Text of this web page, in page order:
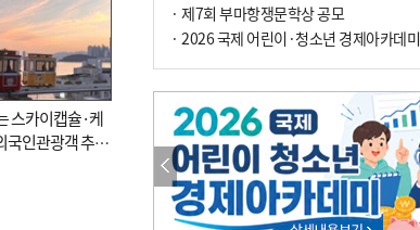
스카이캡슐·케
인관광객 추억
· 제7회 부마항쟁문학상 공모
· 2026 국제 어린이·청소년 경제아카데미